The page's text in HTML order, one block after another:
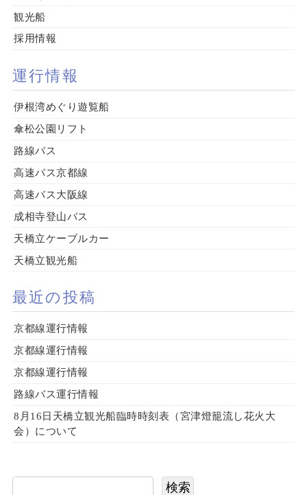
観光船
採用情報
運行情報
伊根湾めぐり遊覧船
傘松公園リフト
路線バス
高速バス京都線
高速バス大阪線
成相寺登山バス
天橋立ケーブルカー
天橋立観光船
最近の投稿
京都線運行情報
京都線運行情報
京都線運行情報
路線バス運行情報
8月16日天橋立観光船臨時時刻表（宮津燈籠流し花火大
会）について
検索